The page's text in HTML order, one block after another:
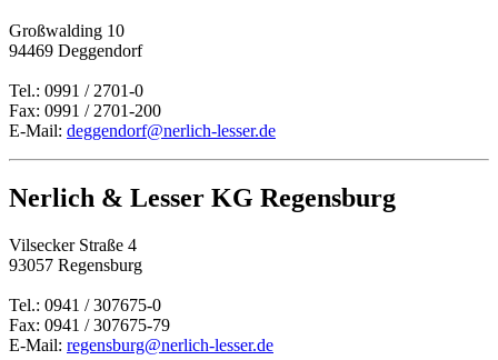
Großwalding 10
94469 Deggendorf
Tel.: 0991 / 2701-0
Fax: 0991 / 2701-200
E-Mail: deggendorf@nerlich-lesser.de
Nerlich & Lesser KG Regensburg
Vilsecker Straße 4
93057 Regensburg
Tel.: 0941 / 307675-0
Fax: 0941 / 307675-79
E-Mail: regensburg@nerlich-lesser.de